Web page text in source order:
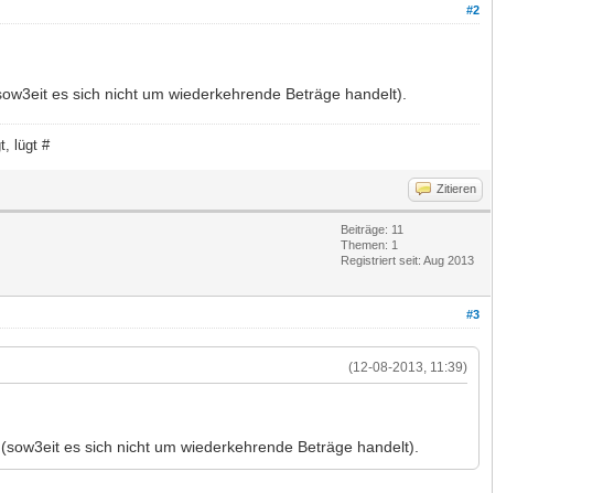
#2
es sich nicht um wiederkehrende Beträge handelt).
lügt #
Zitieren
Beiträge: 11
Themen: 1
Registriert seit: Aug 2013
#3
(12-08-2013, 11:39)
es sich nicht um wiederkehrende Beträge handelt).